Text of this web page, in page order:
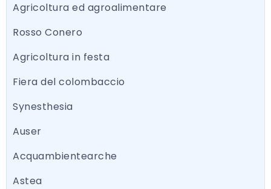
Agricoltura ed agroalimentare
Rosso Conero
Agricoltura in festa
Fiera del colombaccio
Synesthesia
Auser
Acquambientearche
Astea